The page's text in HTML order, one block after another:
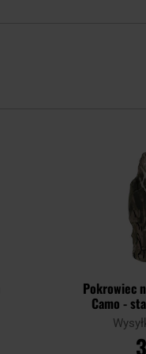
Pokrowiec
Camo -